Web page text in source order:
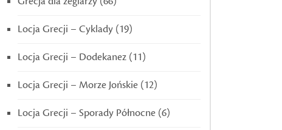
Locja Grecji – Cyklady (19)
Locja Grecji – Dodekanez (11)
Locja Grecji – Morze Jońskie (12)
Locja Grecji – Sporady Północne (6)